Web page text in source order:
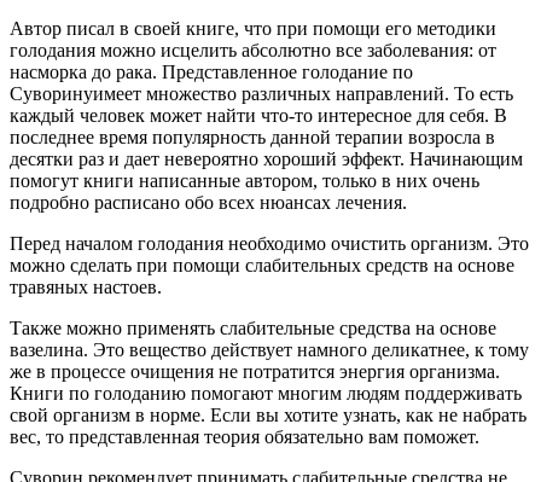
Автор писал в своей книге, что при помощи его методики
голодания можно исцелить абсолютно все заболевания: от
насморка до рака. Представленное голодание по
Суворинуимеет множество различных направлений. То есть
каждый человек может найти что-то интересное для себя. В
последнее время популярность данной терапии возросла в
десятки раз и дает невероятно хороший эффект. Начинающим
помогут книги написанные автором, только в них очень
подробно расписано обо всех нюансах лечения.
Перед началом голодания необходимо очистить организм. Это
можно сделать при помощи слабительных средств на основе
травяных настоев.
Также можно применять слабительные средства на основе
вазелина. Это вещество действует намного деликатнее, к тому
же в процессе очищения не потратится энергия организма.
Книги по голоданию помогают многим людям поддерживать
свой организм в норме. Если вы хотите узнать, как не набрать
вес, то представленная теория обязательно вам поможет.